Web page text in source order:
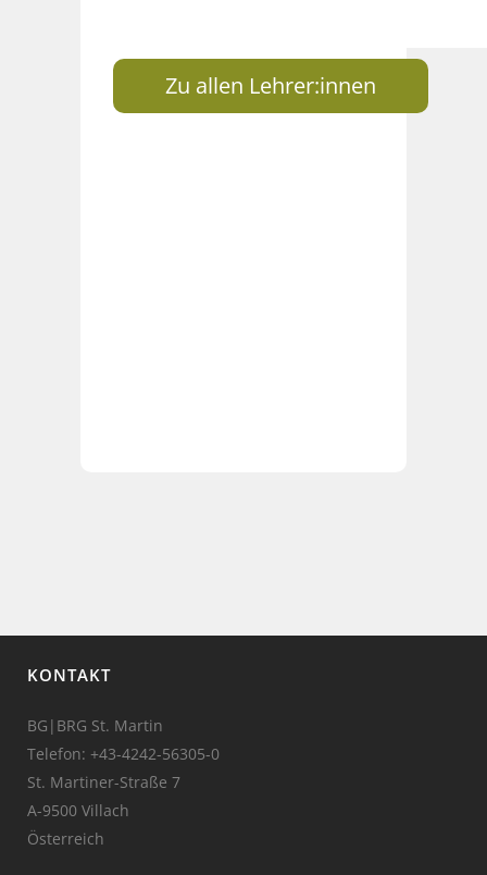
Zu allen Lehrer:innen
KONTAKT
BG|BRG St. Martin
Telefon: +43-4242-56305-0
St. Martiner-Straße 7
A-9500 Villach
Österreich